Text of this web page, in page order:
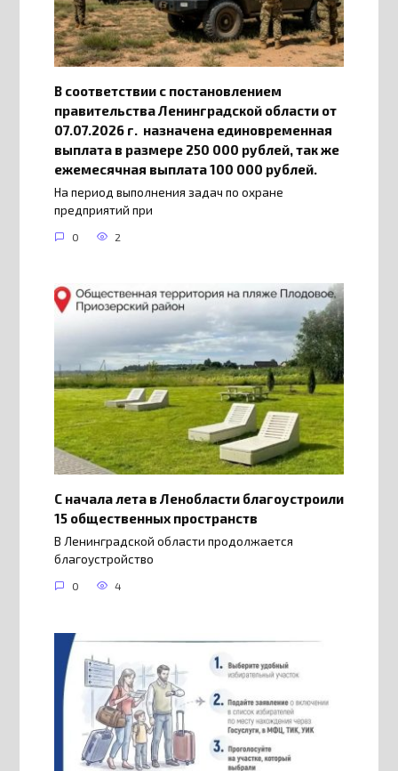
В соответствии с постановлением
правительства Ленинградской области от
07.07.2026 г. назначена единовременная
выплата в размере 250 000 рублей, так же
ежемесячная выплата 100 000 рублей.
На период выполнения задач по охране
предприятий при
0 2
С начала лета в Ленобласти благоустроили
15 общественных пространств
В Ленинградской области продолжается
благоустройство
0 4